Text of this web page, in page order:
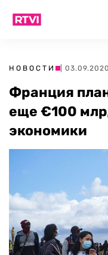
НОВОСТИ |
Франция
еще €100
экономики